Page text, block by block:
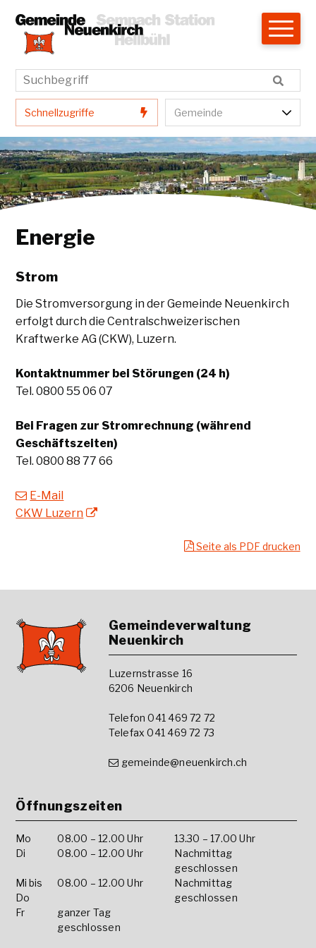
Navigieren in Neuenkirch
Suchbegriff
Suche
Schnellzugriffe
Schnellzugriffe Gemeinde
Hauptnavigation
Energie
Strom
Die Stromversorgung in der Gemeinde Neuenkirch
erfolgt durch die Centralschweizerischen
Kraftwerke AG (CKW), Luzern.
Kontaktnummer bei Störungen (24 h)
Tel. 0800 55 06 07
Bei Fragen zur Stromrechnung (während
Geschäftszeiten)
Tel. 0800 88 77 66
E-Mail
CKW Luzern
Seite als PDF drucken
Footer
Gemeindeverwaltung
Neuenkirch
Luzernstrasse 16
6206 Neuenkirch
Telefon 041 469 72 72
Telefax 041 469 72 73
gemeinde@neuenkirch.ch
Öffnungszeiten
Mo 08.00 – 12.00 Uhr
13.30 – 17.00 Uhr
Di
08.00 – 12.00 Uhr
Nachmittag
geschlossen
Mi bis
Do
08.00 – 12.00 Uhr
Nachmittag
geschlossen
Fr
ganzer Tag
geschlossen